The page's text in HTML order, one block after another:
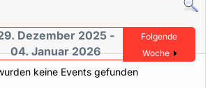
Dezember 2025 -
04. Januar 2026
Folgende
Woche
keine Events gefunden